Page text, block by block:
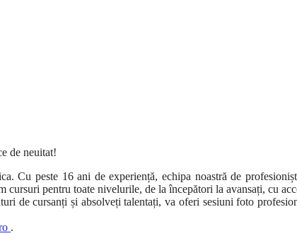
de neuitat!
Cu peste 16 ani de experiență, echipa noastră de
pentru toate nivelurile, de la începători la avansați, cu
de cursanți și absolveți talentați, va oferi sesiuni foto
.